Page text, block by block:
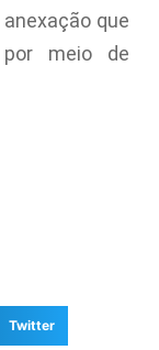
que
meio de
Twitter